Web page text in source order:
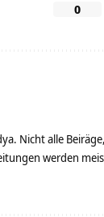
0
Nicht alle
werden